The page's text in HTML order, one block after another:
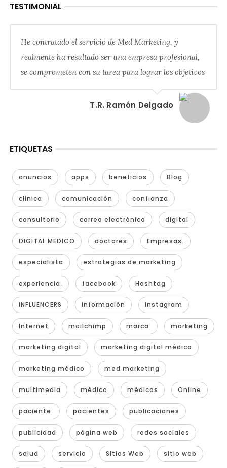
TESTIMONIAL
He contratado el servicio de Med Marketing, y
realmente ha resultado ser una empresa profesional,
se comprometen con su tarea para lograr los objetivos
T.R. Ramón Delgado
ETIQUETAS
anuncios apps beneficios Blog
clínica comunicación confianza
consultorio correo electrónico digital
DIGITAL MEDICO doctores Empresas.
especialista estrategias de marketing
experiencia. facebook Hashtag
INFLUENCERS información instagram
Internet mailchimp marca. marketing
marketing digital marketing digital médico
marketing médico med marketing
multimedia médico médicos Online
paciente. pacientes publicaciones
publicidad página web redes sociales
salud servicio Sitios Web sitio web